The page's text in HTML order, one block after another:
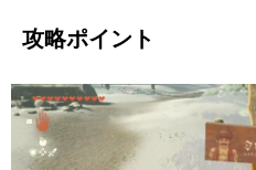
攻略ポイント